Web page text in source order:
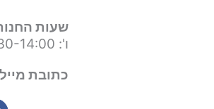
שעות
ו': 09:30-14:00
כתובת